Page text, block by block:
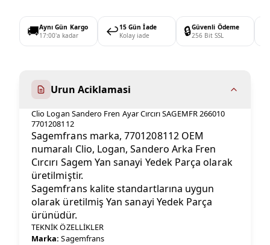
🚚Aynı Gün Kargo
17:00'a kadar
↩️15 Gün İade
Kolay iade
🔒Güvenli Ödeme
256 Bit SSL
Urun Aciklamasi
Clio Logan Sandero Fren Ayar Cırcırı SAGEMFR 266010
7701208112
Sagemfrans marka, 7701208112 OEM
numaralı Clio, Logan, Sandero Arka Fren
Cırcırı Sagem Yan sanayi Yedek Parça olarak
üretilmiştir.
Sagemfrans kalite standartlarına uygun
olarak üretilmiş Yan sanayi Yedek Parça
ürünüdür.
TEKNİK ÖZELLİKLER
Marka: Sagemfrans